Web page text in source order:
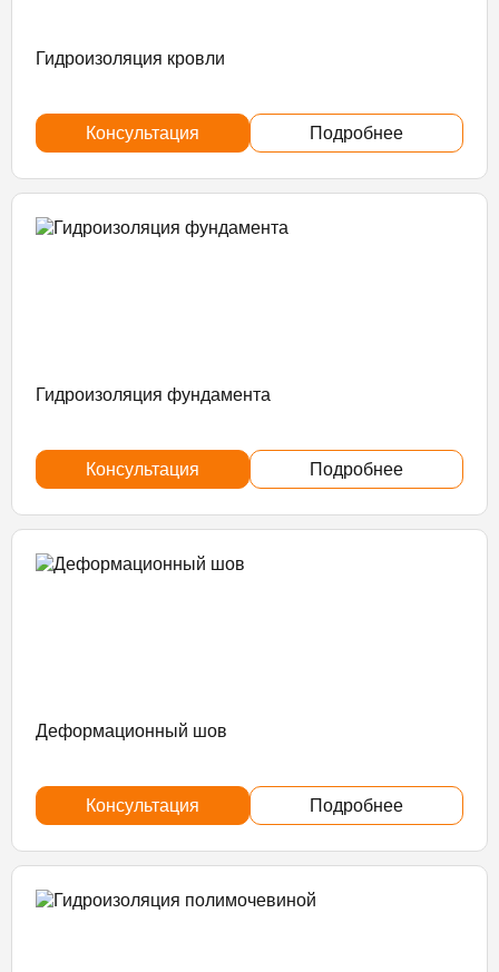
Гидроизоляция кровли
Консультация Подробнее
Гидроизоляция фундамента
Консультация Подробнее
Деформационный шов
Консультация Подробнее